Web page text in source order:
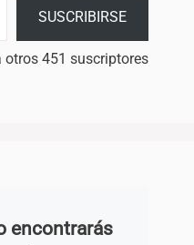
SUSCRIBIRSE
otros 451 suscriptores
encontrarás